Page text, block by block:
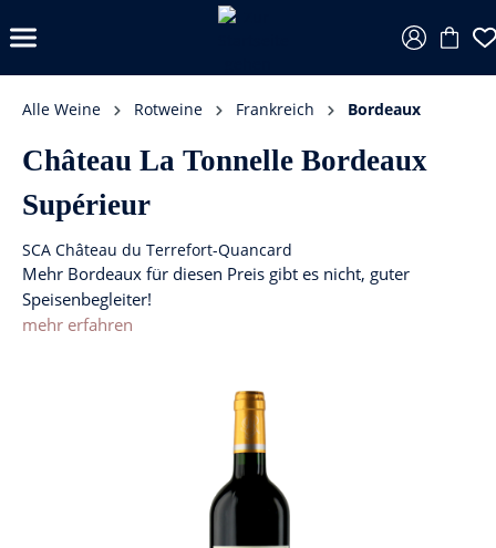
Alle Weine Rotweine Frankreich Bordeaux
Château La Tonnelle Bordeaux
Supérieur
SCA Château du Terrefort-Quancard
Mehr Bordeaux für diesen Preis gibt es nicht, guter
Speisenbegleiter!
mehr erfahren